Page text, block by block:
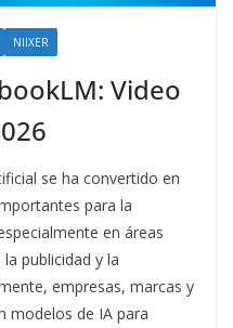
NIIXER
Video
se ha convertido en
para la
en áreas
publicidad y la
empresas, marcas y
modelos de IA para